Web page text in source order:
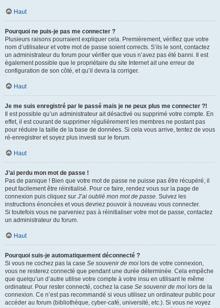
Haut
Pourquoi ne puis-je pas me connecter ?
Plusieurs raisons pourraient expliquer cela. Premièrement, vérifiez que votre
nom d’utilisateur et votre mot de passe soient corrects. S’ils le sont, contactez
un administrateur du forum pour vérifier que vous n’avez pas été banni. Il est
également possible que le propriétaire du site Internet ait une erreur de
configuration de son côté, et qu’il devra la corriger.
Haut
Je me suis enregistré par le passé mais je ne peux plus me connecter ?!
Il est possible qu’un administrateur ait désactivé ou supprimé votre compte. En
effet, il est courant de supprimer régulièrement les membres ne postant pas
pour réduire la taille de la base de données. Si cela vous arrive, tentez de vous
ré-enregistrer et soyez plus investi sur le forum.
Haut
J’ai perdu mon mot de passe !
Pas de panique ! Bien que votre mot de passe ne puisse pas être récupéré, il
peut facilement être réinitialisé. Pour ce faire, rendez vous sur la page de
connexion puis cliquez sur J’ai oublié mon mot de passe . Suivez les
instructions énoncées et vous devriez pouvoir à nouveau vous connecter.
Si toutefois vous ne parveniez pas à réinitialiser votre mot de passe, contactez
un administrateur du forum.
Haut
Pourquoi suis-je automatiquement déconnecté ?
Si vous ne cochez pas la case Se souvenir de moi lors de votre connexion,
vous ne resterez connecté que pendant une durée déterminée. Cela empêche
que quelqu’un d’autre utilise votre compte à votre insu en utilisant le même
ordinateur. Pour rester connecté, cochez la case Se souvenir de moi lors de la
connexion. Ce n’est pas recommandé si vous utilisez un ordinateur public pour
accéder au forum (bibliothèque, cyber-café, université, etc.). Si vous ne voyez